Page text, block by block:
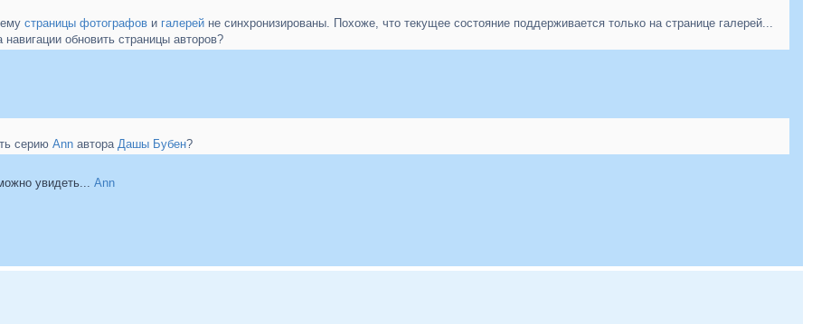
страницы фотографов и галерей не синхронизированы. Похоже, что текущее состояние поддерживается только на странице галерей...
обновить страницы авторов?
серию Ann автора Дашы Бубен?
увидеть... Ann